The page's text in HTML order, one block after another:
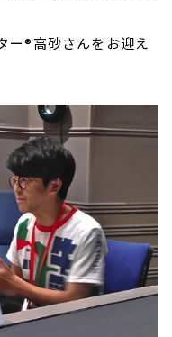
ー®高砂さんをお迎え